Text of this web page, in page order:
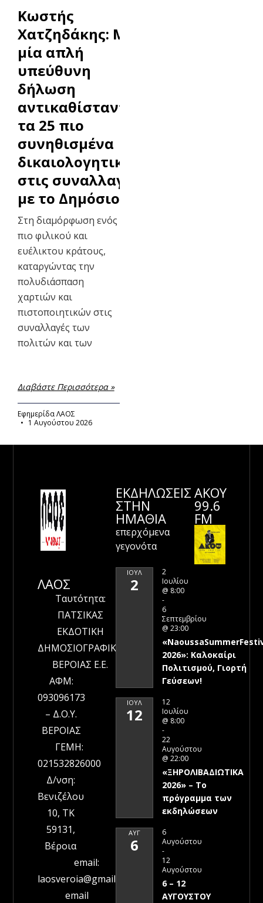
Κωστής
Χατζηδάκης: Με
μία απλή
υπεύθυνη
δήλωση
αντικαθίστανται
τα 25 πιο
συνηθισμένα
δικαιολογητικά,
στις συναλλαγές
με το Δημόσιο
Στη διαμόρφωση ενός
πιο φιλικού και
ευέλικτου κράτους,
καταργώντας την
πολυδιάσπαση
χαρτιών και
πιστοποιητικών στις
συναλλαγές των
πολιτών και των
Διαβάστε Περισσότερα »
Εφημερίδα ΛΑΟΣ
1 Αυγούστου 2026
ΛΑΟΣ
Ταυτότητα:
ΠΑΤΣΙΚΑΣ
ΕΚΔΟΤΙΚΗ
ΔΗΜΟΣΙΟΓΡΑΦΙΚΗ
ΒΕΡΟΙΑΣ Ε.Ε.
ΑΦΜ:
093096173
– Δ.Ο.Υ.
ΒΕΡΟΙΑΣ
ΓΕΜΗ:
021532826000
Δ/νση:
Βενιζέλου
10, ΤΚ
59131,
Βέροια
email:
laosveroia@gmail.com
email
ΕΚΔΗΛΩΣΕΙΣ
ΣΤΗΝ
ΗΜΑΘΊΑ
επερχόμενα
γεγονότα
ΙΟΎΛ
2
2
Ιουλίου
@ 8:00
-
6
Σεπτεμβρίου
@ 23:00
2026»: Καλοκαίρι
Πολιτισμού, Γιορτή
Γεύσεων!
ΙΟΎΛ
12
12
Ιουλίου
@ 8:00
-
22
Αυγούστου
@ 22:00
«ΞΗΡΟΛΙΒΑΔΙΩΤΙΚΑ
2026» – To
πρόγραμμα των
εκδηλώσεων
ΑΥΓ
6
6
Αυγούστου
-
12
Αυγούστου
6 – 12
ΑΥΓΟΥΣΤΟΥ
ΑΚΟΥ
99.6
FM